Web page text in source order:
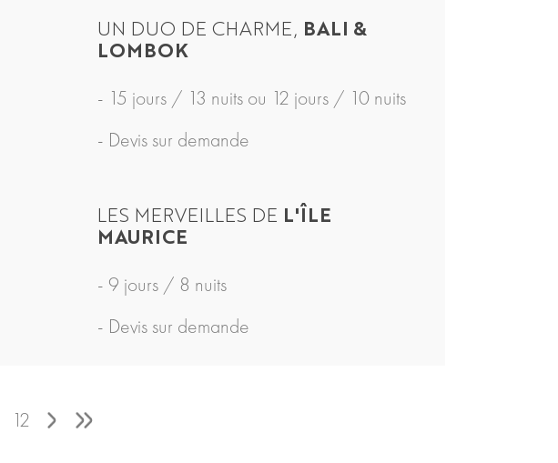
UN DUO DE CHARME, BALI &
LOMBOK
- 15 jours / 13 nuits ou 12 jours / 10 nuits
- Devis sur demande
LES MERVEILLES DE L'ÎLE
MAURICE
- 9 jours / 8 nuits
- Devis sur demande
12